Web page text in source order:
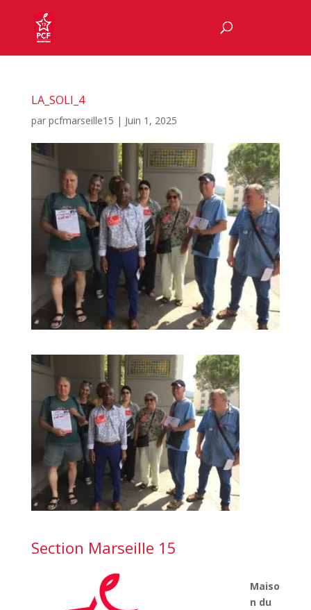
LA_SOLI_4
par pcfmarseille15 | Juin 1, 2025
Section Marseille 15
Maiso
n du